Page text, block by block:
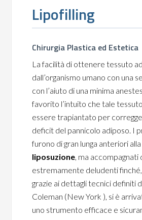
Lipofilling
Chirurgia Plastica ed Estetica
La facilità di ottenere tessuto
dall’organismo umano con una
con l’aiuto di una minima
favorito l’intuito che tale
essere trapiantato per
deficit del pannicolo adiposo. I
furono di gran lunga anteriori
liposuzione, ma accompagnati
estremamente deludenti
grazie ai dettagli tecnici definiti
Coleman (New York ), si è
uno strumento efficace e